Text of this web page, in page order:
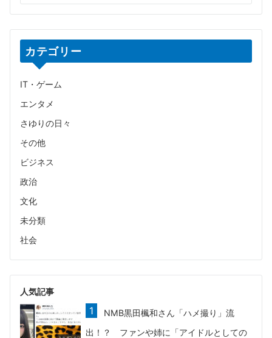
カテゴリー
IT・ゲーム
エンタメ
さゆりの日々
その他
ビジネス
政治
文化
未分類
社会
人気記事
NMB黒田楓和さん「ハメ撮り」流
出！？ ファンや姉に「アイドルとしての